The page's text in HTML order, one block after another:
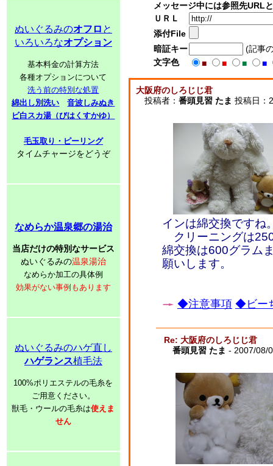
ぬいぐるみのオフロ と
いろいろなオプション
基本料金の計算方法
各種オプションについて
洗う前の特別な処置
綿出し別洗い
音波しみぬき
ビ白スカ湯（びはくすかゆ）
毛玉取り・ピーリング
タイムチャージをどうぞ
なめらか温泉郷の湯治
当店だけの特別なサービス
ぬいぐるみの温泉湯治
なめらか加工の具体例
効果がない事例もあります
ぬいぐるみのハゲ直し
ハゲランス植毛法
100%ポリエステルの毛糸を
ご用意ください。
獣毛・ウールの毛糸は使えま
せん
メッセージ中には参照先URL
ＵＲＬ
添付File
暗証キー
(記事
文字色
■ ■ ■ ■
大阪府のしろじじ君
投稿者： 番頭見習 たま 投稿日：
インは綿交換ですね
クリーニングは
綿交換は600グラム
願いします。
◆注意事項 ◆ビー
Re: 大阪府のしろじじ君
番頭見習 たま - 2007/08/